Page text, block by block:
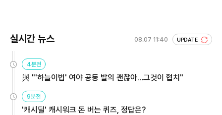
실시간 뉴스 08.07 11:40 UPDATE
4분전
與 "'하늘이법' 여야 공동 발의 괜찮아…그것이 협치"
9분전
'캐시딜' 캐시워크 돈 버는 퀴즈, 정답은?